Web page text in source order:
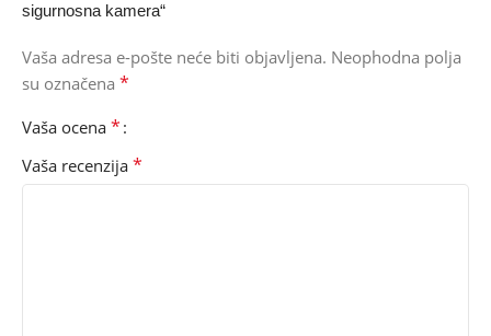
sigurnosna kamera“
Vaša adresa e-pošte neće biti objavljena. Neophodna polja
su označena *
Vaša ocena *
Vaša recenzija *